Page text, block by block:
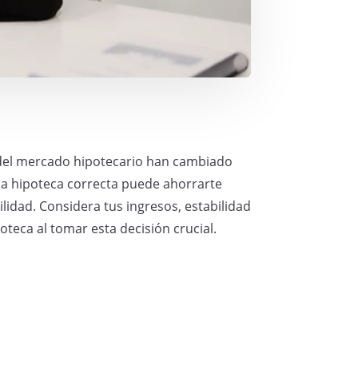
mercado hipotecario han cambiado
hipoteca correcta puede ahorrarte
Considera tus ingresos, estabilidad
al tomar esta decisión crucial.